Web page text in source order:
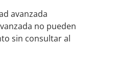
avanzada
no pueden
sin consultar al